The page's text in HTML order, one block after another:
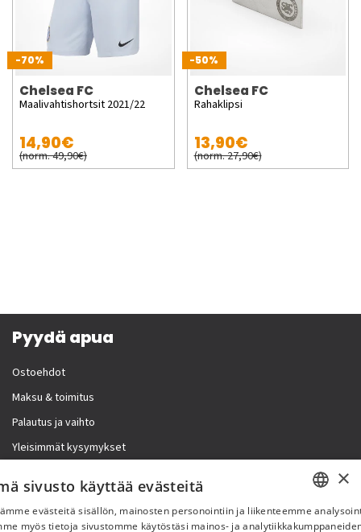
-70%
Chelsea FC
Maalivahtishortsit 2021/22
14,90€
(norm. 49,90€)
-50%
Chelsea FC
Rahaklipsi
13,90€
(norm. 27,90€)
Pyydä apua
Ostoehdot
Maksu & toimitus
Palautus ja vaihto
Yleisimmät kysymykset
Lisää meistä
Yritystiedot
×
sivusto käyttää evästeitä
evästeitä sisällön, mainosten personointiin ja liikenteemme
myös tietoja sivustomme käytöstäsi mainos- ja